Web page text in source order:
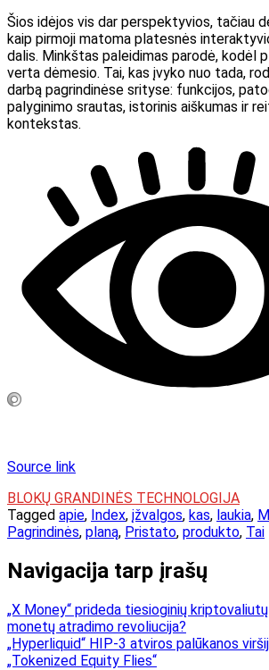
Šios idėjos vis dar perspektyvios, tačiau
kaip pirmoji matoma platesnės
dalis. Minkštas paleidimas parodė, kodėl
verta dėmesio. Tai, kas įvyko nuo tada,
darbą pagrindinėse srityse: funkcijos,
palyginimo srautas, istorinis aiškumas ir
kontekstas.
Source link
BLOKŲ GRANDINĖS TECHNOLOGIJA
Tagged apie, Index, įžvalgos, kas, laukia,
Pagrindinės, planą, Pristato, produkto, Tai
Navigacija tarp įrašų
„X Money“ prideda tiesioginių
monetų atradimo revoliucija?
„Hyperliquid“ HIP-3 atviros palūkanos
„Tokenized Equity Flies“